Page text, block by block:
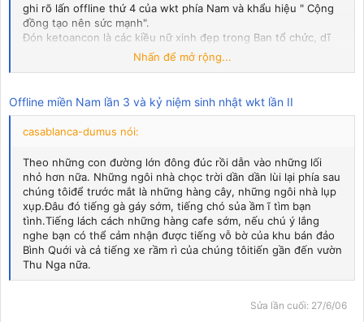
ghi rõ lấn offline thứ 4 của wkt phía Nam và khẩu hiệu " Cộng
đồng tạo nên sức mạnh".
Đón ketoancon là các kiều nữ xinh đẹp trong Ban tổ chức, dĩ
nhiên họ không biết gã là ai. Sau xác nhận của Mina,với thủ
pháp cực kỳ mau lẹ, leloanbt trao thẻ thành viên cho
mê tấm thẻ trên ngực, cảm động đến quên nhiệm vụ, bỗng
nghe có tiếng xì xào của ai đó, gã sực tỉnh bèn rút một nén
bạc để đóng góp vào quỹ!.
Nhấn để mở rộng...
Offline miền Nam lần 3 và kỷ niệm sinh nhật wkt lần II
casablanca-dumus nói:
Theo những con đường lớn đông đúc rồi dẫn vào những lối
nhỏ hơn nữa. Những ngôi nhà chọc trời dần dần lùi lại phía sau
chúng tôiđể trước mắt là những hàng cây, những ngôi nhà lụp
xụp.Đâu đó tiếng gà gáy sớm, tiếng chó sủa ầm ĩ tìm bạn
tình.Tiếng lách cách những hàng cafe sớm, nếu chú ý lắng
nghe bạn có thể cảm nhận được tiếng vỗ bờ của khu bán đảo
Bình Quới và cả tiếng xe rầm rì của chúng tôitiến gần đến vườn
Thu Nga nữa.
Sửa lần cuối: 27/6/06